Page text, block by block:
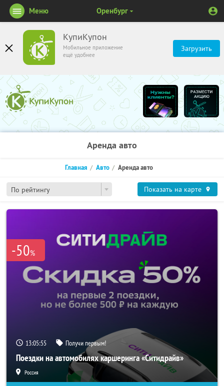
КупиКупон
Мобильное приложение
ещё удобнее
Загрузить
Меню Оренбург
Аренда авто
По рейтингу
Главная Авто Аренда авто
Показать на карте
-50%
13:05:54 Получи первым!
Поездки на автомобилях каршеринга «Ситидрайв»
Россия